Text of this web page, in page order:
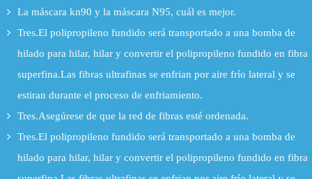
La máscara kn90 y la máscara N95, cuál es mejor.
Tres.El polipropileno fundido será transportado a una bomba de
hilado para hilar, hilar y convertir el polipropileno fundido en fibra
superfina.Las fibras ultrafinas se enfrian por aire frío lateral y se
estiran durante el proceso de enfriamiento.
Tres.Asegúrese de que la red de fibras esté ordenada.
Tres.El polipropileno fundido será transportado a una bomba de
hilado para hilar, hilar y convertir el polipropileno fundido en fibra